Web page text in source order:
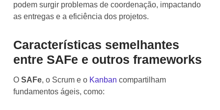
podem surgir problemas de coordenação, impactando
as entregas e a eficiência dos projetos.
Características semelhantes
entre SAFe e outros frameworks
O SAFe, o Scrum e o Kanban compartilham
fundamentos ágeis, como: